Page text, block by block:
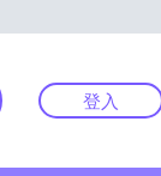
登入